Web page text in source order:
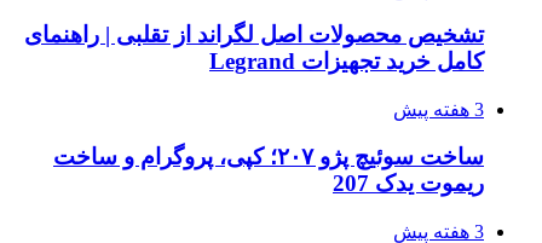
تشخیص محصولات اصل لگراند از تقلبی | راهنمای
کامل خرید تجهیزات Legrand
3 هفته پیش
ساخت سوئیچ پژو ۲۰۷؛ کپی، پروگرام و ساخت
ریموت یدک 207
3 هفته پیش